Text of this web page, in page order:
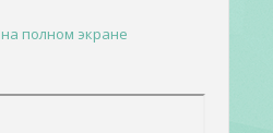
полном экране